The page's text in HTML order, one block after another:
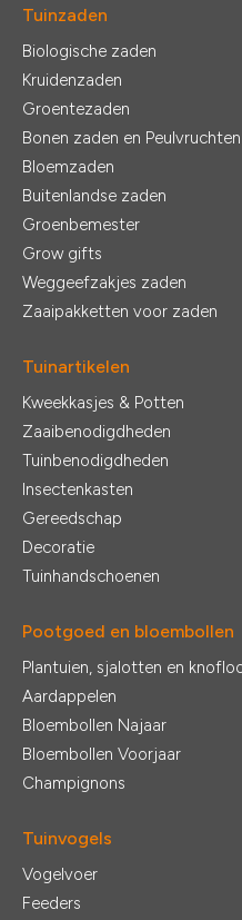
Tuinzaden
Biologische zaden
Kruidenzaden
Groentezaden
Bonen zaden en Peulvruchten
Bloemzaden
Buitenlandse zaden
Groenbemester
Grow gifts
Weggeefzakjes zaden
Zaaipakketten voor zaden
Tuinartikelen
Kweekkasjes & Potten
Zaaibenodigdheden
Tuinbenodigdheden
Insectenkasten
Gereedschap
Decoratie
Tuinhandschoenen
Pootgoed en bloembollen
Plantuien, sjalotten en
Aardappelen
Bloembollen Najaar
Bloembollen Voorjaar
Champignons
Tuinvogels
Vogelvoer
Feeders